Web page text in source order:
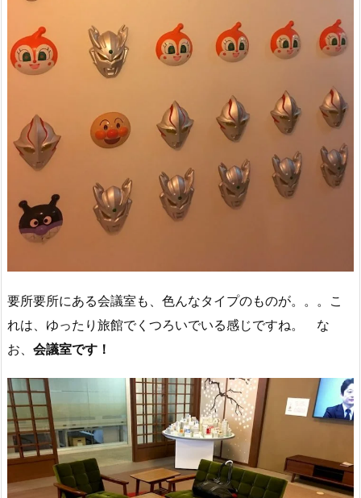
要所要所にある会議室も、色んなタイプのものが。。。こ
れは、ゆったり旅館でくつろいでいる感じですね。 な
お、 会議室です！